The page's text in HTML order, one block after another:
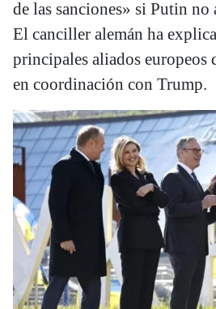
de las sanciones» si Putin no
El canciller alemán ha
principales aliados europeos
en coordinación con Trump.